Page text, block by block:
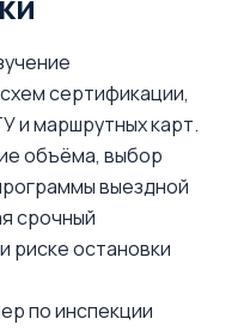
сертификации,
и маршрутных карт.
объёма, выбор
выездной
срочный
риске остановки
по инспекции